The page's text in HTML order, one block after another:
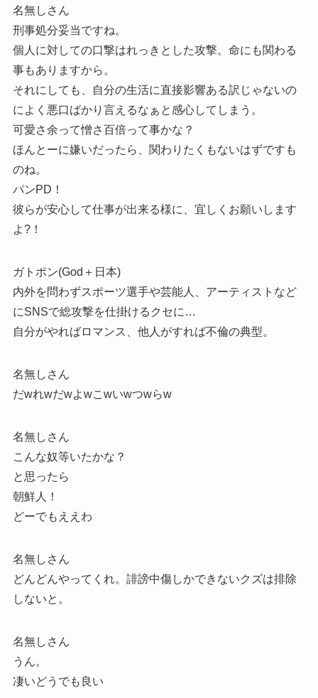
名無しさん
刑事処分妥当ですね。
個人に対しての口撃はれっきとした攻撃。命にも関わる
事もありますから。
それにしても、自分の生活に直接影響ある訳じゃないの
によく悪口ばかり言えるなぁと感心してしまう。
可愛さ余って憎さ百倍って事かな？
ほんとーに嫌いだったら、関わりたくもないはずですも
のね。
パンPD！
彼らが安心して仕事が出来る様に、宜しくお願いします
よ?！
ガトポン(God＋日本)
内外を問わずスポーツ選手や芸能人、アーティストなど
にSNSで総攻撃を仕掛けるクセに…
自分がやればロマンス、他人がすれば不倫の典型。
名無しさん
だwれwだwよwこwいwつwらw
名無しさん
こんな奴等いたかな？
と思ったら
朝鮮人！
どーでもええわ
名無しさん
どんどんやってくれ。誹謗中傷しかできないクズは排除
しないと。
名無しさん
うん。
凄いどうでも良い